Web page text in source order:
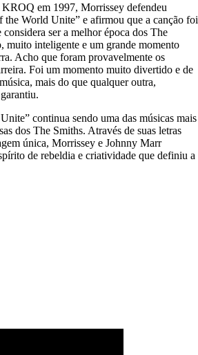
em 1997, Morrissey defendeu
the World Unite” e afirmou que a canção foi
considera ser a melhor época dos The
muito inteligente e um grande momento
Acho que foram provavelmente os
Foi um momento muito divertido e de
mais do que qualquer outra,
continua sendo uma das músicas mais
dos The Smiths. Através de suas letras
única, Morrissey e Johnny Marr
de rebeldia e criatividade que definiu a